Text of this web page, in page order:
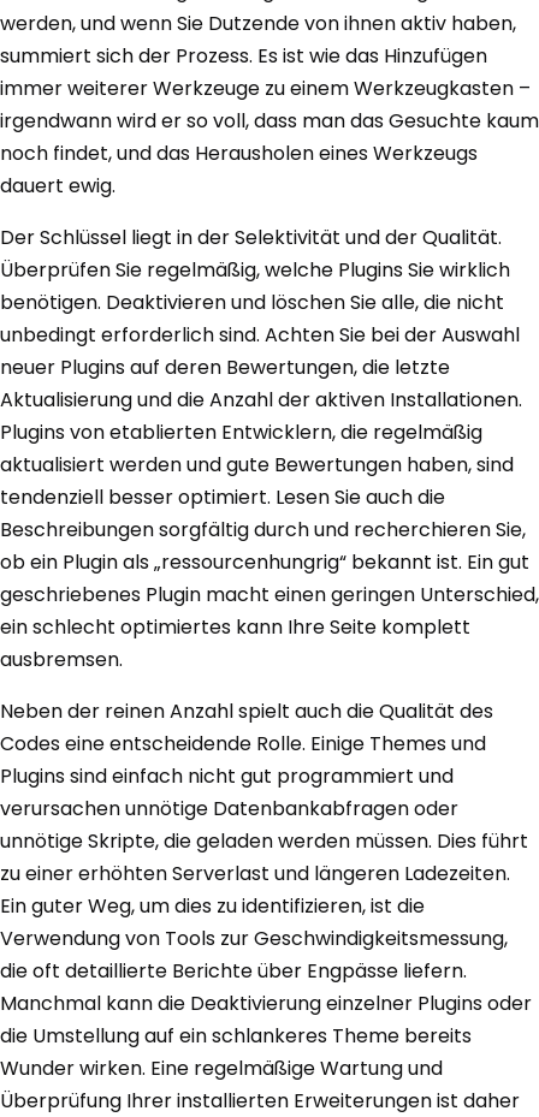
werden, und wenn Sie Dutzende von ihnen aktiv haben,
summiert sich der Prozess. Es ist wie das Hinzufügen
immer weiterer Werkzeuge zu einem Werkzeugkasten –
irgendwann wird er so voll, dass man das Gesuchte kaum
noch findet, und das Herausholen eines Werkzeugs
dauert ewig.
Der Schlüssel liegt in der Selektivität und der Qualität.
Überprüfen Sie regelmäßig, welche Plugins Sie wirklich
benötigen. Deaktivieren und löschen Sie alle, die nicht
unbedingt erforderlich sind. Achten Sie bei der Auswahl
neuer Plugins auf deren Bewertungen, die letzte
Aktualisierung und die Anzahl der aktiven Installationen.
Plugins von etablierten Entwicklern, die regelmäßig
aktualisiert werden und gute Bewertungen haben, sind
tendenziell besser optimiert. Lesen Sie auch die
Beschreibungen sorgfältig durch und recherchieren Sie,
ob ein Plugin als „ressourcenhungrig“ bekannt ist. Ein gut
geschriebenes Plugin macht einen geringen Unterschied,
ein schlecht optimiertes kann Ihre Seite komplett
ausbremsen.
Neben der reinen Anzahl spielt auch die Qualität des
Codes eine entscheidende Rolle. Einige Themes und
Plugins sind einfach nicht gut programmiert und
verursachen unnötige Datenbankabfragen oder
unnötige Skripte, die geladen werden müssen. Dies führt
zu einer erhöhten Serverlast und längeren Ladezeiten.
Ein guter Weg, um dies zu identifizieren, ist die
Verwendung von Tools zur Geschwindigkeitsmessung,
die oft detaillierte Berichte über Engpässe liefern.
Manchmal kann die Deaktivierung einzelner Plugins oder
die Umstellung auf ein schlankeres Theme bereits
Wunder wirken. Eine regelmäßige Wartung und
Überprüfung Ihrer installierten Erweiterungen ist daher